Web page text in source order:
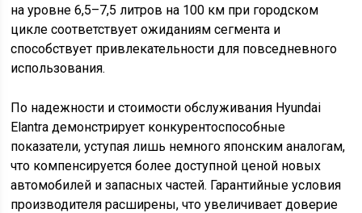
на уровне 6,5–7,5 литров на 100 км при городском
цикле соответствует ожиданиям сегмента и
способствует привлекательности для повседневного
использования.
По надежности и стоимости обслуживания Hyundai
Elantra демонстрирует конкурентоспособные
показатели, уступая лишь немного японским аналогам,
что компенсируется более доступной ценой новых
автомобилей и запасных частей. Гарантийные условия
производителя расширены, что увеличивает доверие